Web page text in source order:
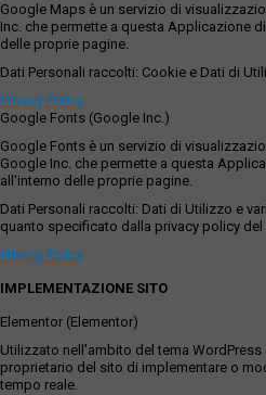
Google Maps è un servizio di
Inc. che permette a questa Applicazione
delle proprie pagine.
Dati Personali raccolti: Cookie e Dati di
Privacy Policy
Google Fonts (Google Inc.)
Google Fonts è un servizio di
Google Inc. che permette a questa
all'interno delle proprie pagine.
Dati Personali raccolti: Dati di Utilizzo e
quanto specificato dalla privacy policy del
Privacy Policy
IMPLEMENTAZIONE SITO
Elementor (Elementor)
Utilizzato nell'ambito del tema
proprietario del sito di implementare o
tempo reale.